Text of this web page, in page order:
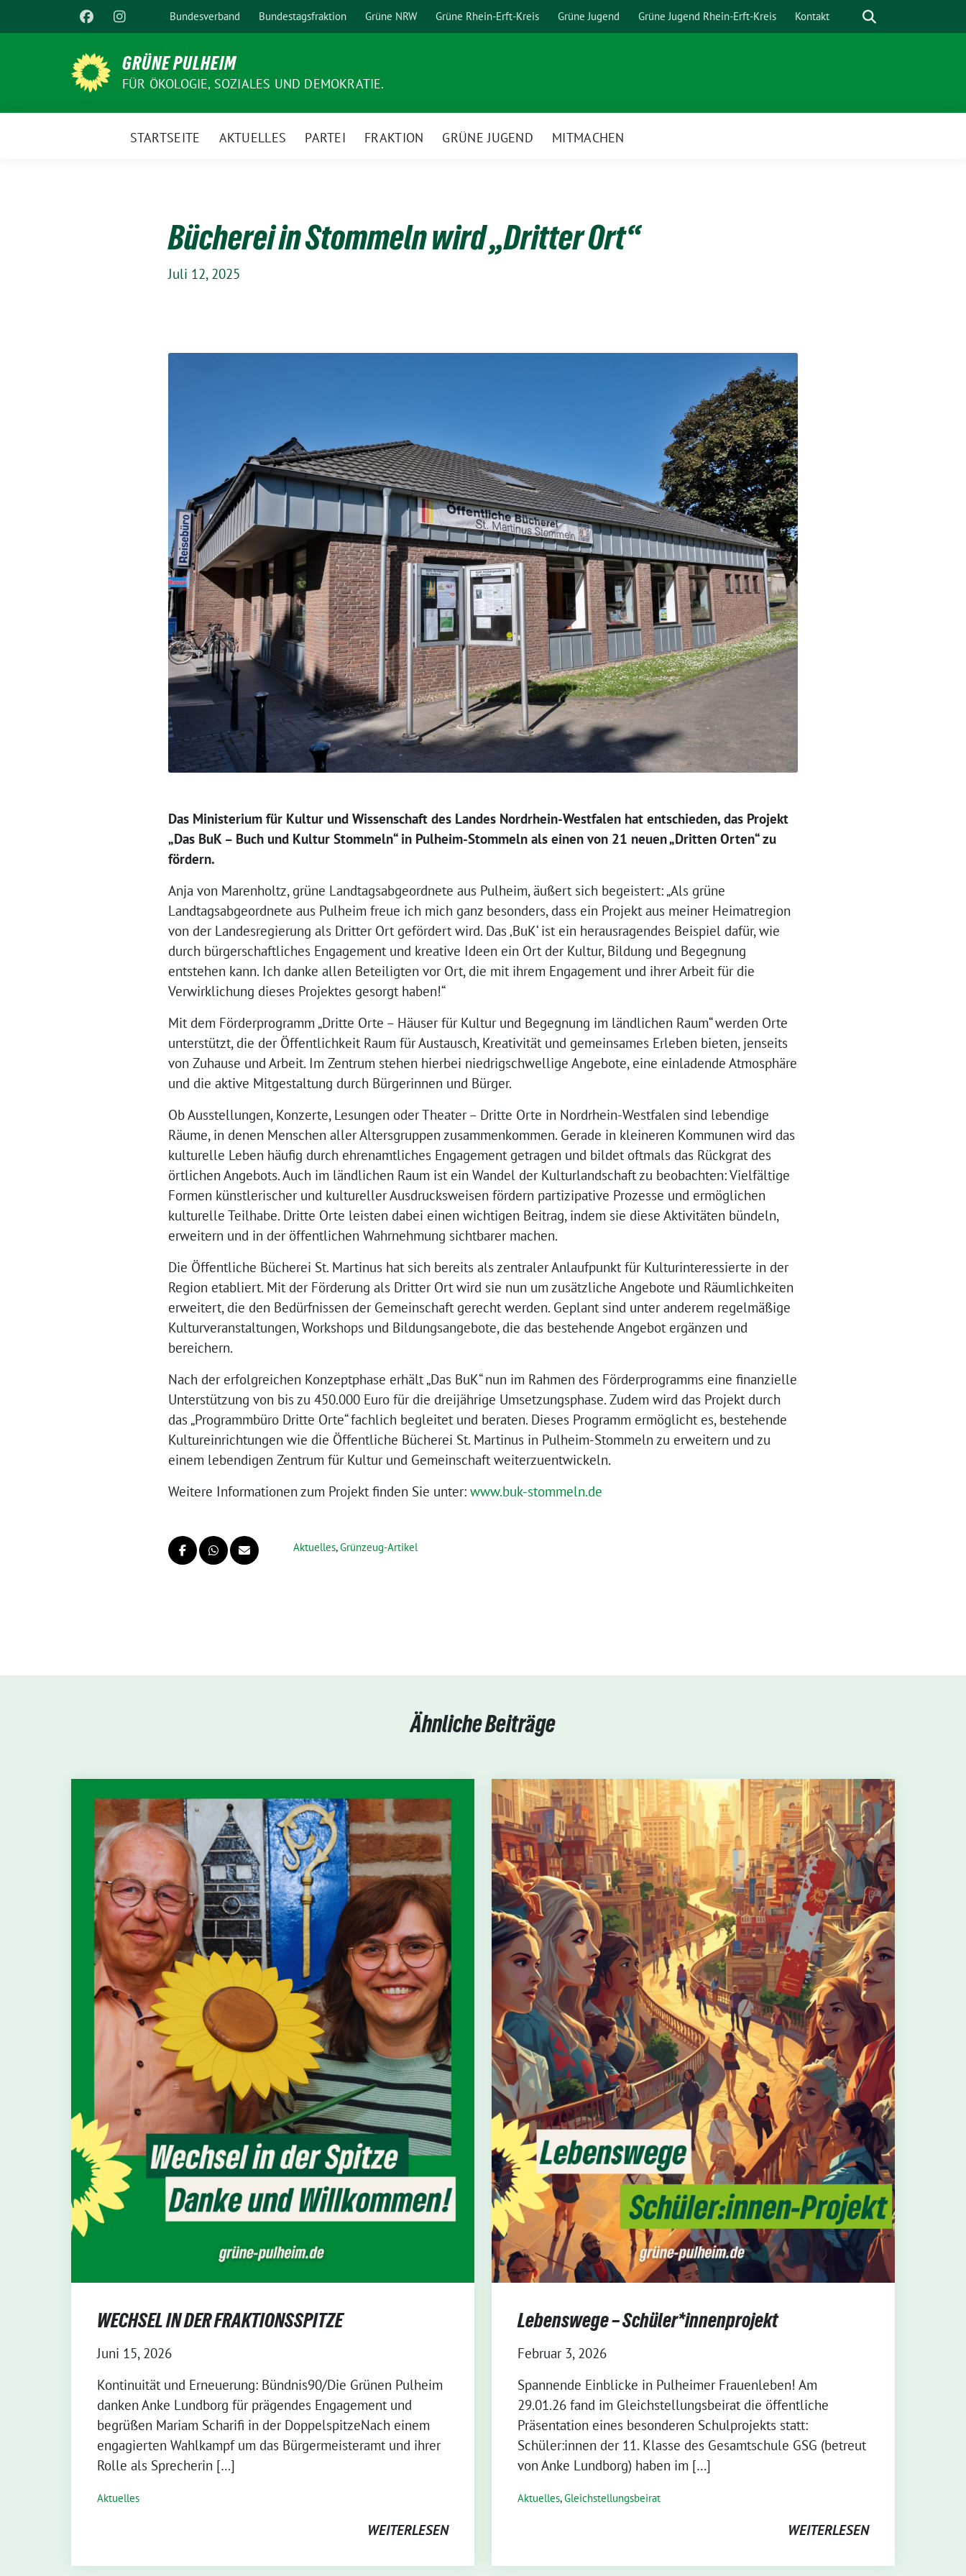
zum
Bundesverband Bundestagsfraktion Grüne NRW Grüne Rhein-Erft-Kreis Grüne Jugend Grüne Jugend Rhein-Erft-Kreis Kontakt Suche
GRÜNE PULHEIM
FÜR ÖKOLOGIE, SOZIALES UND DEMOKRATIE.
STARTSEITE AKTUELLES PARTEI FRAKTION GRÜNE JUGEND MITMACHEN
Bücherei in Stommeln wird „Dritter Ort“
Juli 12, 2025
Das Ministerium für Kultur und Wissenschaft des Landes Nordrhein-Westfalen hat entschieden, das Projekt
„Das BuK – Buch und Kultur Stommeln“ in Pulheim-Stommeln als einen von 21 neuen „Dritten Orten“ zu
fördern.
Anja von Marenholtz, grüne Landtagsabgeordnete aus Pulheim, äußert sich begeistert: „Als grüne
Landtagsabgeordnete aus Pulheim freue ich mich ganz besonders, dass ein Projekt aus meiner Heimatregion
von der Landesregierung als Dritter Ort gefördert wird. Das ‚BuK‘ ist ein herausragendes Beispiel dafür, wie
durch bürgerschaftliches Engagement und kreative Ideen ein Ort der Kultur, Bildung und Begegnung
entstehen kann. Ich danke allen Beteiligten vor Ort, die mit ihrem Engagement und ihrer Arbeit für die
Verwirklichung dieses Projektes gesorgt haben!“
Mit dem Förderprogramm „Dritte Orte – Häuser für Kultur und Begegnung im ländlichen Raum“ werden Orte
unterstützt, die der Öffentlichkeit Raum für Austausch, Kreativität und gemeinsames Erleben bieten, jenseits
von Zuhause und Arbeit. Im Zentrum stehen hierbei niedrigschwellige Angebote, eine einladende Atmosphäre
und die aktive Mitgestaltung durch Bürgerinnen und Bürger.
Ob Ausstellungen, Konzerte, Lesungen oder Theater – Dritte Orte in Nordrhein-Westfalen sind lebendige
Räume, in denen Menschen aller Altersgruppen zusammenkommen. Gerade in kleineren Kommunen wird das
kulturelle Leben häufig durch ehrenamtliches Engagement getragen und bildet oftmals das Rückgrat des
örtlichen Angebots. Auch im ländlichen Raum ist ein Wandel der Kulturlandschaft zu beobachten: Vielfältige
Formen künstlerischer und kultureller Ausdrucksweisen fördern partizipative Prozesse und ermöglichen
kulturelle Teilhabe. Dritte Orte leisten dabei einen wichtigen Beitrag, indem sie diese Aktivitäten bündeln,
erweitern und in der öffentlichen Wahrnehmung sichtbarer machen.
Die Öffentliche Bücherei St. Martinus hat sich bereits als zentraler Anlaufpunkt für Kulturinteressierte in der
Region etabliert. Mit der Förderung als Dritter Ort wird sie nun um zusätzliche Angebote und Räumlichkeiten
erweitert, die den Bedürfnissen der Gemeinschaft gerecht werden. Geplant sind unter anderem regelmäßige
Kulturveranstaltungen, Workshops und Bildungsangebote, die das bestehende Angebot ergänzen und
bereichern.
Nach der erfolgreichen Konzeptphase erhält „Das BuK“ nun im Rahmen des Förderprogramms eine finanzielle
Unterstützung von bis zu 450.000 Euro für die dreijährige Umsetzungsphase. Zudem wird das Projekt durch
das „Programmbüro Dritte Orte“ fachlich begleitet und beraten. Dieses Programm ermöglicht es, bestehende
Kultureinrichtungen wie die Öffentliche Bücherei St. Martinus in Pulheim-Stommeln zu erweitern und zu
einem lebendigen Zentrum für Kultur und Gemeinschaft weiterzuentwickeln.
Weitere Informationen zum Projekt finden Sie unter: www.buk-stommeln.de
Aktuelles,Grünzeug-Artikel
Ähnliche Beiträge
WECHSEL IN DER FRAKTIONSSPITZE
Juni 15, 2026
Kontinuität und Erneuerung: Bündnis90/Die Grünen Pulheim
danken Anke Lundborg für prägendes Engagement und
begrüßen Mariam Scharifi in der DoppelspitzeNach einem
engagierten Wahlkampf um das Bürgermeisteramt und ihrer
Rolle als Sprecherin […]
Aktuelles
WEITERLESEN
Lebenswege – Schüler*innenprojekt
Februar 3, 2026
Spannende Einblicke in Pulheimer Frauenleben! Am
29.01.26 fand im Gleichstellungsbeirat die öffentliche
Präsentation eines besonderen Schulprojekts statt:
Schüler:innen der 11. Klasse des Gesamtschule GSG (betreut
von Anke Lundborg) haben im […]
Aktuelles,Gleichstellungsbeirat
WEITERLESEN